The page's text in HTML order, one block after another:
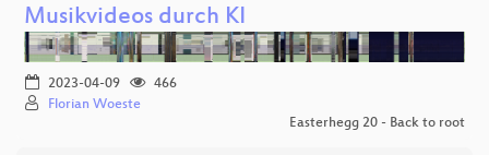
Musikvideos durch KI
2023-04-09
466
Florian Woeste
Easterhegg 20 - Back to root